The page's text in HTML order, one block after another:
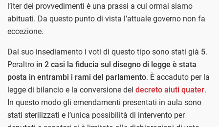
l’iter dei provvedimenti è una prassi a cui ormai siamo
abituati. Da questo punto di vista l’attuale governo non fa
eccezione.
Dal suo insediamento i voti di questo tipo sono stati già 5.
Peraltro in 2 casi la fiducia sul disegno di legge è stata
posta in entrambi i rami del parlamento. È accaduto per la
legge di bilancio e la conversione del decreto aiuti quater.
In questo modo gli emendamenti presentati in aula sono
stati sterilizzati e l’unica possibilità di intervento per